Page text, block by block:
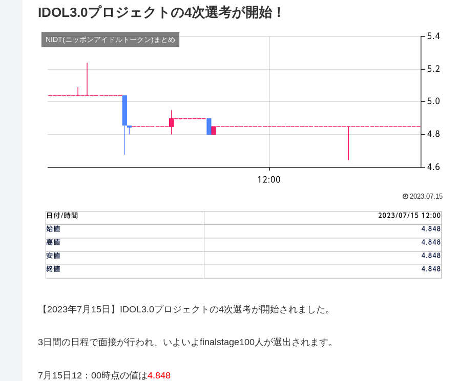
IDOL3.0プロジェクトの4次選考が開始！
NIDT(ニッポンアイドルトークン)まとめ
2023.07.15
【2023年7月15日】IDOL3.0プロジェクトの4次選考が開始されました。
3日間の日程で面接が行われ、いよいよfinalstage100人が選出されます。
7月15日12：00時点の値は4.848